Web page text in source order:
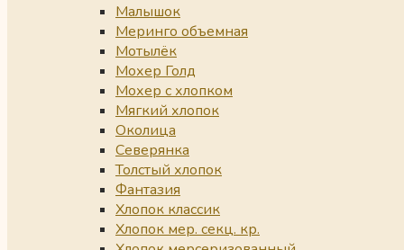
Малышок
Меринго объемная
Мотылёк
Мохер Голд
Мохер с хлопком
Мягкий хлопок
Околица
Северянка
Толстый хлопок
Фантазия
Хлопок классик
Хлопок мер. секц. кр.